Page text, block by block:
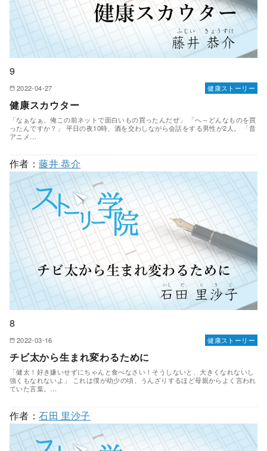
9
2022-04-27 健康ストーリー
健康スカウター
「なぁなぁ、俺この前ネットで面白いもの買ったんだぜ」 「へ～どんなものを買
ったんですか？」 平日の夜10時、酒を交わしながら会話をする男性が2人。 「昔
アニメ…
作者：藤井 恭介
8
2022-03-16 健康ストーリー
チビ太から生まれ変わるために
「健太！好き嫌いせずにちゃんと食べなさい！そうしないと、大きくなれないし
強くもなれないよ」 これは僕が幼少の頃、うんざりするほど母親からよく言われ
ていた言葉。…
作者：石田 里沙子